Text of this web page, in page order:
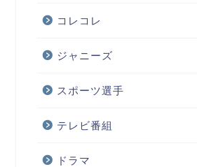
コレコレ
ジャニーズ
スポーツ選手
テレビ番組
ドラマ